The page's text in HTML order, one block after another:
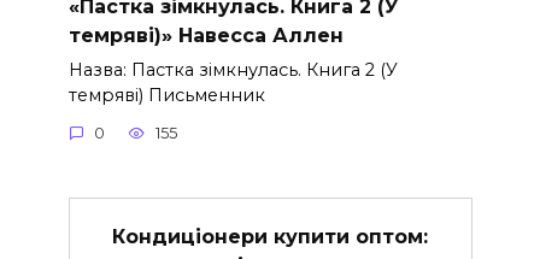
«Пастка зімкнулась. Книга 2 (У
темряві)» Навесса Аллен
Назва: Пастка зімкнулась. Книга 2 (У
темряві) Письменник
0 155
Кондиціонери купити оптом: